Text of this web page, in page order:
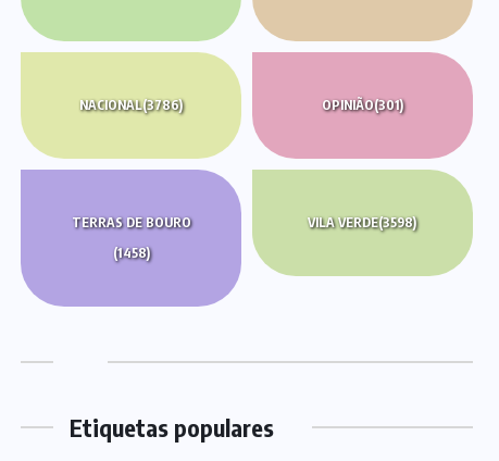
NACIONAL(3786) OPINIÃO(301)
TERRAS DE BOURO
(1458)
VILA VERDE(3598)
Etiquetas populares